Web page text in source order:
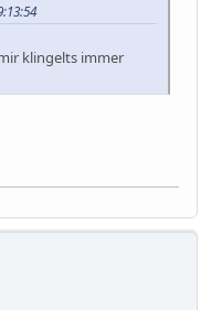
klingelts immer